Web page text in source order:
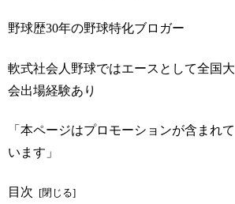
野球歴30年の野球特化ブロガー
軟式社会人野球ではエースとして全国大
会出場経験あり
「本ページはプロモーションが含まれて
います」
目次